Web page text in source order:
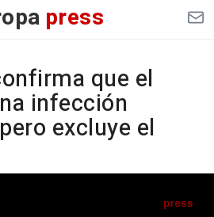
press
que el
infección
excluye el